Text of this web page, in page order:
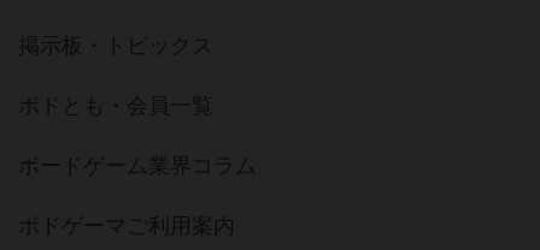
掲示板・トピックス
ボドとも・会員一覧
ボードゲーム業界コラム
ボドゲーマご利用案内